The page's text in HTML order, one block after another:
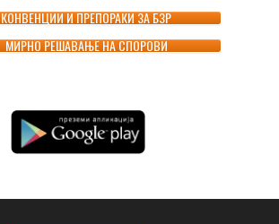
КОНВЕНЦИИ И ПРЕПОРАКИ ЗА БЗР
МИРНО РЕШАВАЊЕ НА СПОРОВИ